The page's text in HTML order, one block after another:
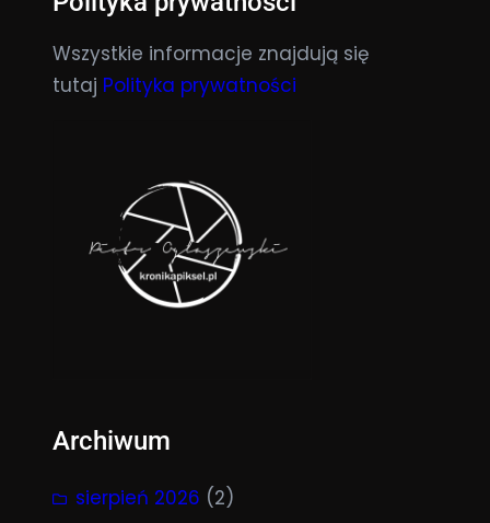
Wszystkie informacje znajdują się
tutaj Polityka prywatności
Archiwum
sierpień 2026 (2)